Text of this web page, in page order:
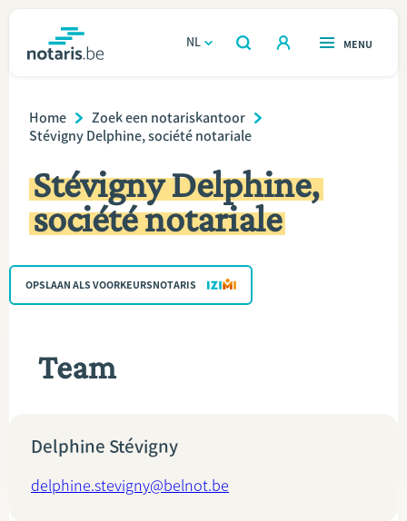
inhoud
NL
OPEN
ZOEKEN
OPEN
MENU
Wonen
Relatie & samenleven
Erven & schenken
Ondernemen
Rekenmodules
VIND EEN NOTARIS
Breadcrumb
Home
Zoek een notariskantoor
Stévigny Delphine, société notariale
Stévigny Delphine,
société notariale
OPSLAAN ALS VOORKEURSNOTARIS
Team
Delphine Stévigny
delphine.stevigny@belnot.be